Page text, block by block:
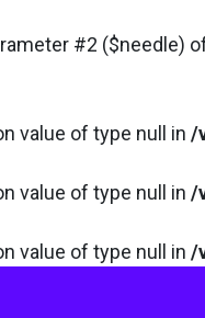
#2 ($needle)
value of type null in /
value of type null in /
value of type null in /